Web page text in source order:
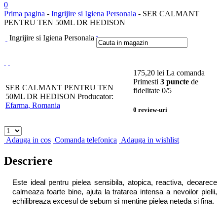
0
Prima pagina - Ingrijire si Igiena Personala - SER CALMANT
PENTRU TEN 50ML DR HEDISON
Ingrijire si Igiena Personala
SER CALMANT PENTRU TEN
50ML DR HEDISON Producator:
Efarma, Romania
175,20 lei La comanda
Primesti 3 puncte de
fidelitate 0/5
0 review-uri
Adauga in cos Comanda telefonica Adauga in wishlist
Descriere
Este ideal pentru pielea sensibila, atopica, reactiva, deoarece
calmeaza foarte bine, ajuta la tratarea intensa a nevoilor pielii,
echilibreaza excesul de sebum si mentine pielea neteda si fina.